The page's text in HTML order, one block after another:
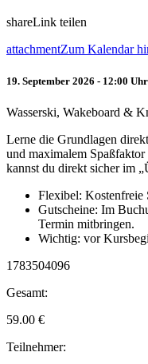
shareLink teilen
attachmentZum Kalendar
19. September 2026 - 12:00
Wasserski, Wakeboard &
Lerne die Grundlagen
und maximalem
kannst du direkt sicher im
Flexibel: Kostenfreie
Gutscheine: Im
Termin mitbringen.
Wichtig: vor
1783504096
Gesamt:
59.00 €
Teilnehmer: